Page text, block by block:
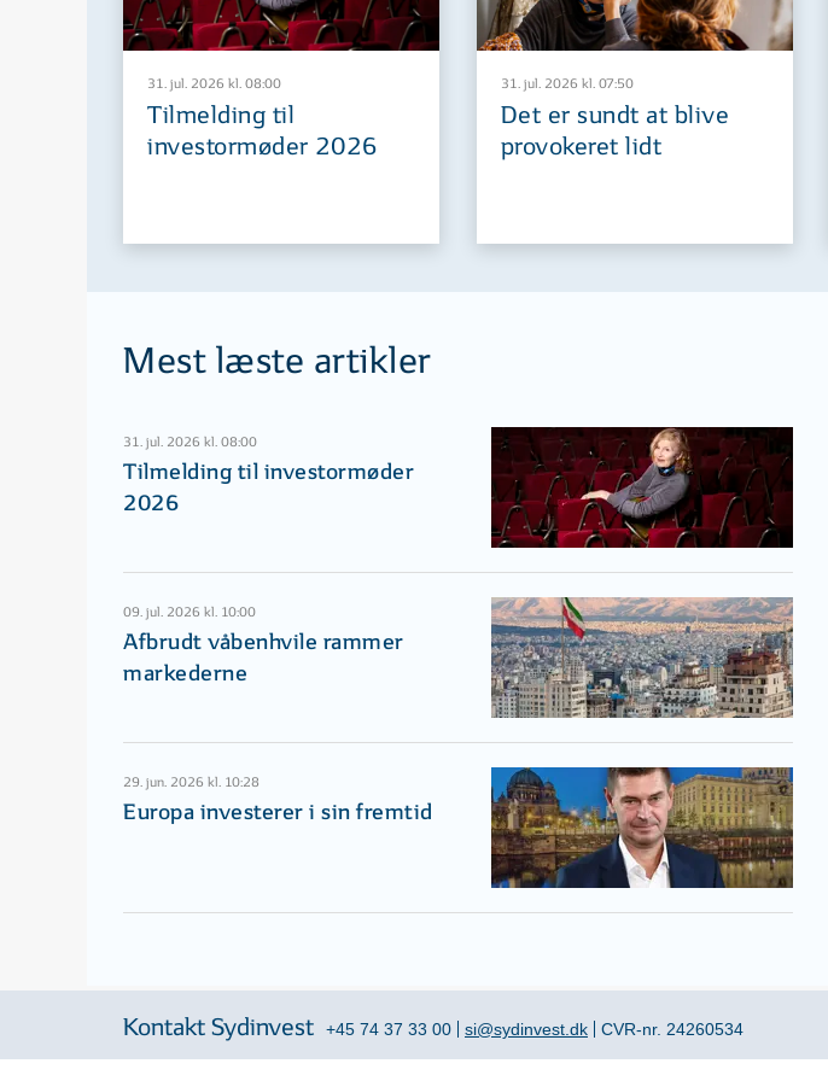
31. jul. 2026 kl. 08:00
Tilmelding til
investormøder 2026
31. jul. 2026 kl. 07:50
Det er sundt at blive
provokeret lidt
Mest læste artikler
31. jul. 2026 kl. 08:00
Tilmelding til investormøder
2026
09. jul. 2026 kl. 10:00
Afbrudt våbenhvile rammer
markederne
29. jun. 2026 kl. 10:28
Europa investerer i sin fremtid
Kontakt Sydinvest +45 74 37 33 00 si@sydinvest.dk CVR-nr. 24260534